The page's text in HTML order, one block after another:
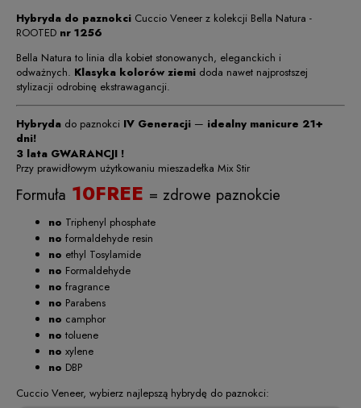
Hybryda do paznokci Cuccio Veneer z kolekcji Bella Natura -
ROOTED nr 1256
Bella Natura to linia dla kobiet stonowanych, eleganckich i
odważnych. Klasyka kolorów ziemi doda nawet najprostszej
stylizacji odrobinę ekstrawagancji.
Hybryda do paznokci IV Generacji — idealny manicure 21+
dni!
3 lata GWARANCJI !
Przy prawidłowym użytkowaniu mieszadełka Mix Stir
Formuła 10FREE = zdrowe paznokcie
no Triphenyl phosphate
no formaldehyde resin
no ethyl Tosylamide
no Formaldehyde
no fragrance
no Parabens
no camphor
no toluene
no xylene
no DBP
Cuccio Veneer, wybierz najlepszą hybrydę do paznokci: